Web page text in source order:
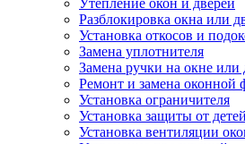
Утепление окон и дверей
Разблокировка окна или
Установка откосов и
Замена уплотнителя
Замена ручки на окне или
Ремонт и замена оконной
Установка ограничителя
Установка защиты от детей
Установка вентиляции